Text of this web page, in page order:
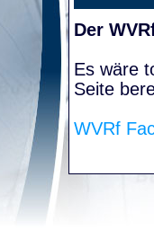
Der
Es wäre
Seite
WVRf